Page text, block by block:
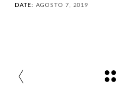
DATE: AGOSTO 7, 2019